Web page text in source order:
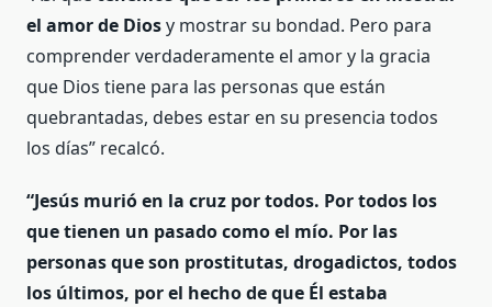
el amor de Diosy mostrar su bondad. Pero para
comprender verdaderamente el amor y la gracia
que Dios tiene para las personas que están
quebrantadas, debes estar en su presencia todos
los días” recalcó.
“Jesús murió en la cruz por todos. Por todos los
que tienen un pasado como el mío. Por las
personas que son prostitutas, drogadictos, todos
los últimos, por el hecho de que Él estaba